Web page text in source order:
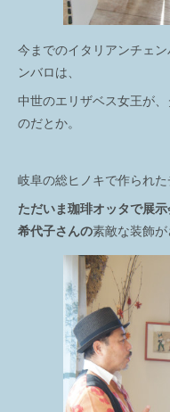
今までのイタリアンチェ
ンバロは、
中世のエリザベス女王が
のだとか。
岐阜の総ヒノキで作られた
ただいま珈琲オッタで展
希代子さんの素敵な装飾が